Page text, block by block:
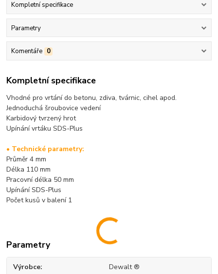
Kompletní specifikace
Parametry
Komentáře 0
Kompletní specifikace
Vhodné pro vrtání do betonu, zdiva, tvárnic, cihel apod.
Jednoduchá šroubovice vedení
Karbidový tvrzený hrot
Upínání vrtáku SDS-Plus
• Technické parametry:
Průměr 4 mm
Délka 110 mm
Pracovní délka 50 mm
Upínání SDS-Plus
Počet kusů v balení 1
Parametry
Výrobce Dewalt ®